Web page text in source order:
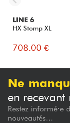
LINE 6
HX Stomp XL
708.00 €
Ne
en recevant
Restez informé·e
nouveautés...